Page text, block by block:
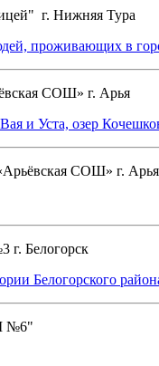
г. Нижняя Тура
проживающих в
СОШ» г. Арья
и Уста, озер
СОШ» г. Арья
Белогорск
Белогорского
№6"